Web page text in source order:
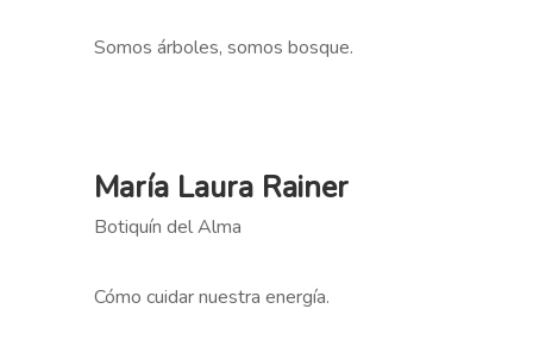
Somos árboles, somos bosque.
María Laura Rainer
Botiquín del Alma
Cómo cuidar nuestra energía.